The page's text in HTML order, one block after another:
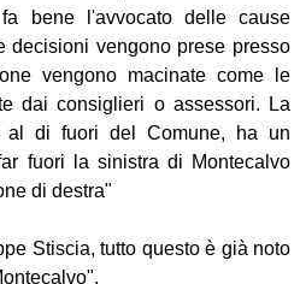
bene l'avvocato delle cause
decisioni vengono prese presso
vengono macinate come le
dai consiglieri o assessori. La
al di fuori del Comune, ha un
fuori la sinistra di Montecalvo
di destra"
Stiscia, tutto questo è già noto